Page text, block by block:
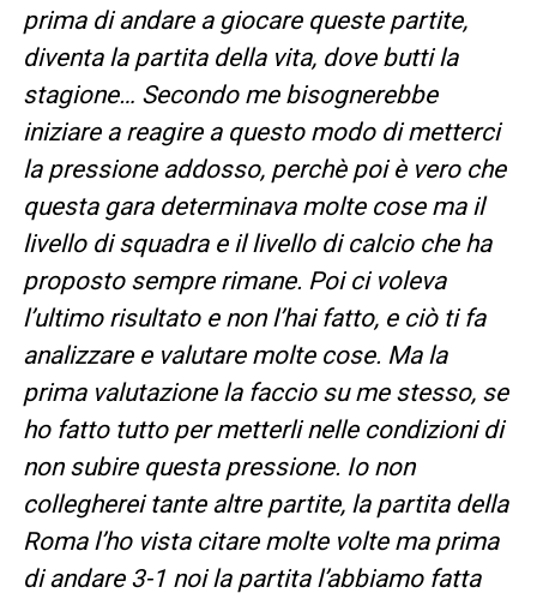
prima di andare a giocare queste partite,
diventa la partita della vita, dove butti la
stagione… Secondo me bisognerebbe
iniziare a reagire a questo modo di metterci
la pressione addosso, perchè poi è vero che
questa gara determinava molte cose ma il
livello di squadra e il livello di calcio che ha
proposto sempre rimane. Poi ci voleva
l’ultimo risultato e non l’hai fatto, e ciò ti fa
analizzare e valutare molte cose. Ma la
prima valutazione la faccio su me stesso, se
ho fatto tutto per metterli nelle condizioni di
non subire questa pressione. Io non
collegherei tante altre partite, la partita della
Roma l’ho vista citare molte volte ma prima
di andare 3-1 noi la partita l’abbiamo fatta